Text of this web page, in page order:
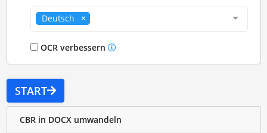
Deutsch
OCR verbessern
START
CBR in DOCX umwandeln